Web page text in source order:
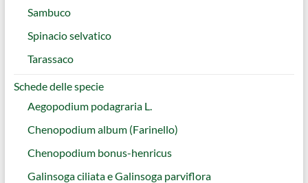
Sambuco
Spinacio selvatico
Tarassaco
Schede delle specie
Aegopodium podagraria L.
Chenopodium album (Farinello)
Chenopodium bonus-henricus
Galinsoga ciliata e Galinsoga parviflora